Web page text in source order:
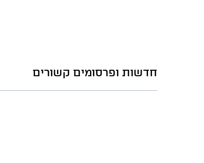
חדשות ופרסומים קשורים